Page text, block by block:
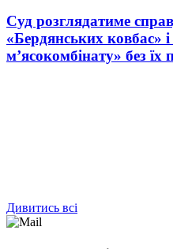
Суд розглядатиме
«Бердянських ковбас»
м’ясокомбінату» без їх
Дивитись всі